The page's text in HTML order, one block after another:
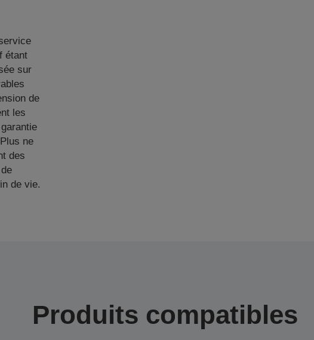
étant
sur
de
les
ne
des
de vie.
Produits compatibles